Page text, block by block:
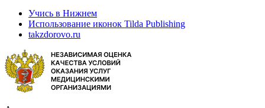
Учись в Нижнем
Использование иконок Tilda Publishing
takzdorovo.ru